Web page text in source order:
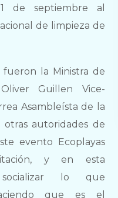
de septiembre al
de limpieza de
fueron la Ministra de
Guillen Vice-
Asambleísta de la
autoridades de
evento Ecoplayas
y en esta
lo que
que es el